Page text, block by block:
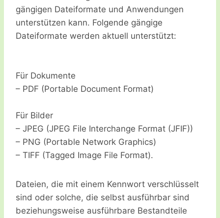
gängigen Dateiformate und Anwendungen
unterstützen kann. Folgende gängige
Dateiformate werden aktuell unterstützt:
Für Dokumente
– PDF (Portable Document Format)
Für Bilder
– JPEG (JPEG File Interchange Format (JFIF))
– PNG (Portable Network Graphics)
– TIFF (Tagged Image File Format).
Dateien, die mit einem Kennwort verschlüsselt
sind oder solche, die selbst ausführbar sind
beziehungsweise ausführbare Bestandteile